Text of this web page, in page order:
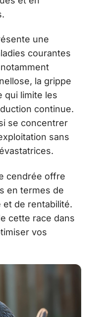
une
courantes
la grippe
qui limite les
continue.
se concentrer
sans
cendrée offre
en termes de
de rentabilité.
cette race dans
vos